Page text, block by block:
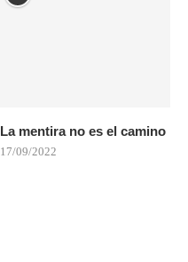
La mentira no es el camino
17/09/2022